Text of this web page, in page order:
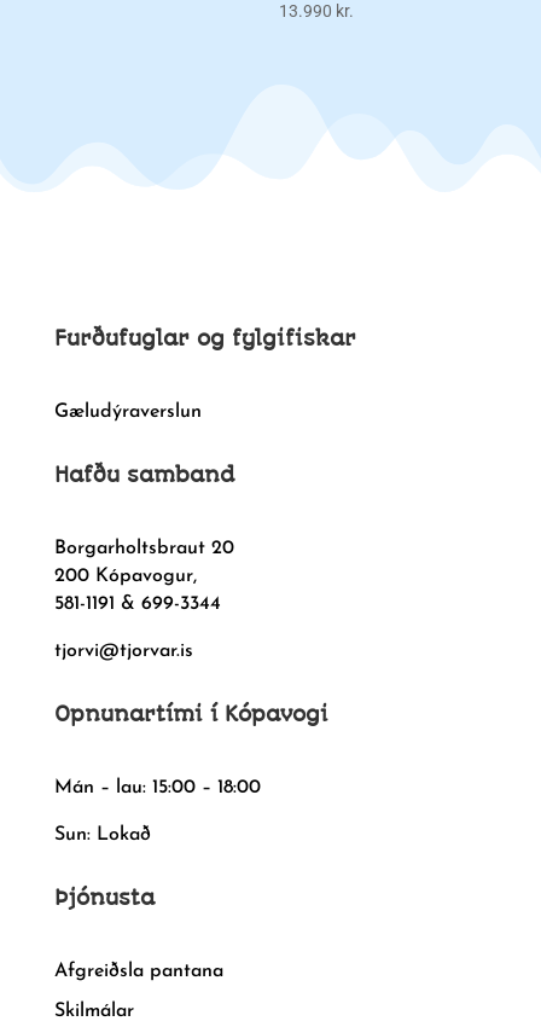
13.990 kr.
Furðufuglar og fylgifiskar
Gæludýraverslun
Hafðu samband
Borgarholtsbraut 20
200 Kópavogur,
581-1191 & 699-3344
tjorvi@tjorvar.is
Opnunartími í Kópavogi
Mán – lau: 15:00 – 18:00
Sun: Lokað
Þjónusta
Afgreiðsla pantana
Skilmálar